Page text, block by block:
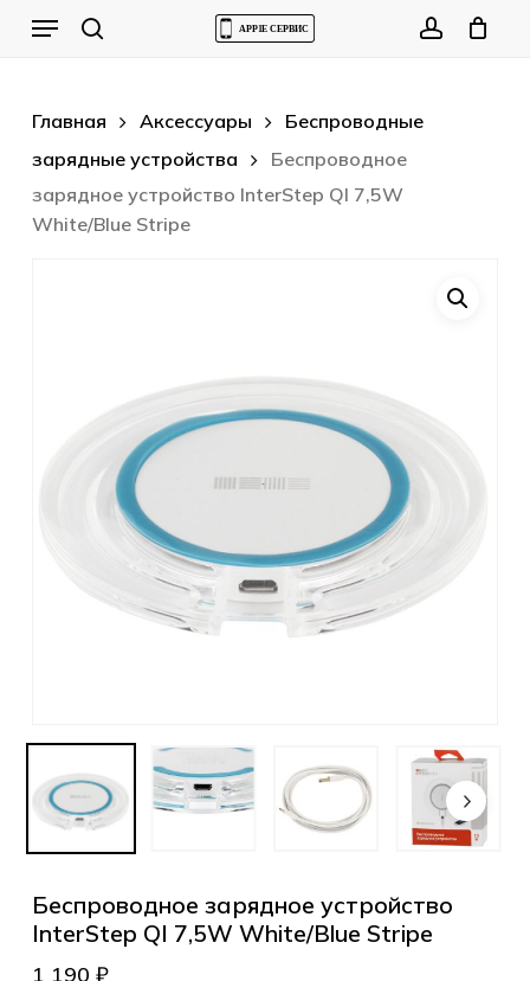
Menu
Главная Аксессуары
Беспроводные
зарядные устройства
Беспроводное
зарядное устройство InterStep QI 7,5W
White/Blue Stripe
Беспроводное зарядное устройство
InterStep QI 7,5W White/Blue Stripe
1 190 ₽